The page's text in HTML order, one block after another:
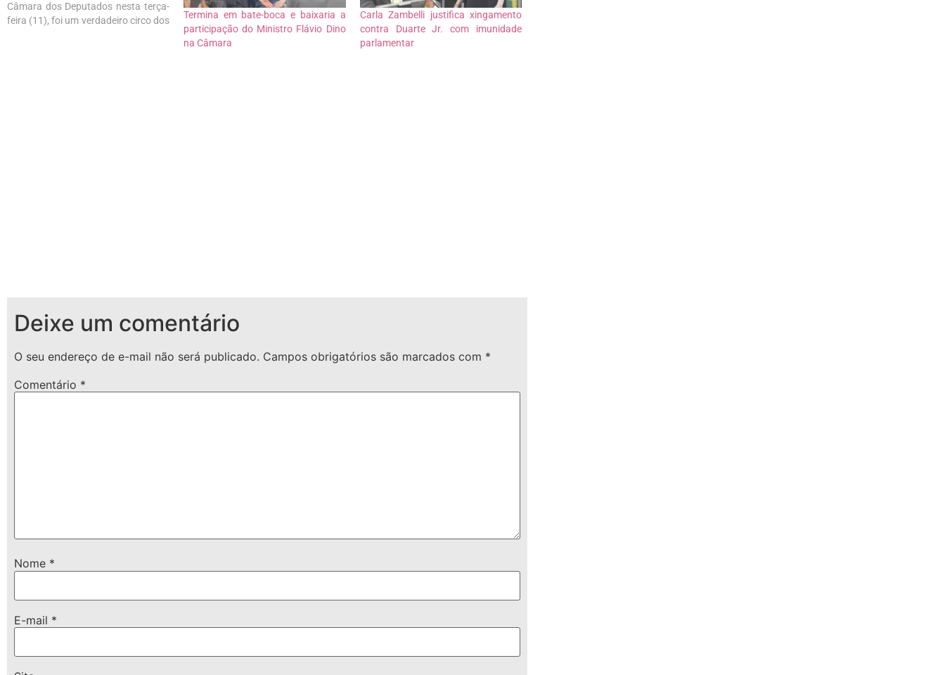
Câmara dos Deputados nesta terça-
feira (11), foi um verdadeiro circo dos
Termina em bate-boca e baixaria a
participação do Ministro Flávio Dino
na Câmara
Carla Zambelli justifica xingamento
contra Duarte Jr. com imunidade
parlamentar
Deixe um comentário
O seu endereço de e-mail não será publicado. Campos obrigatórios são marcados com *
Comentário *
Nome *
E-mail *